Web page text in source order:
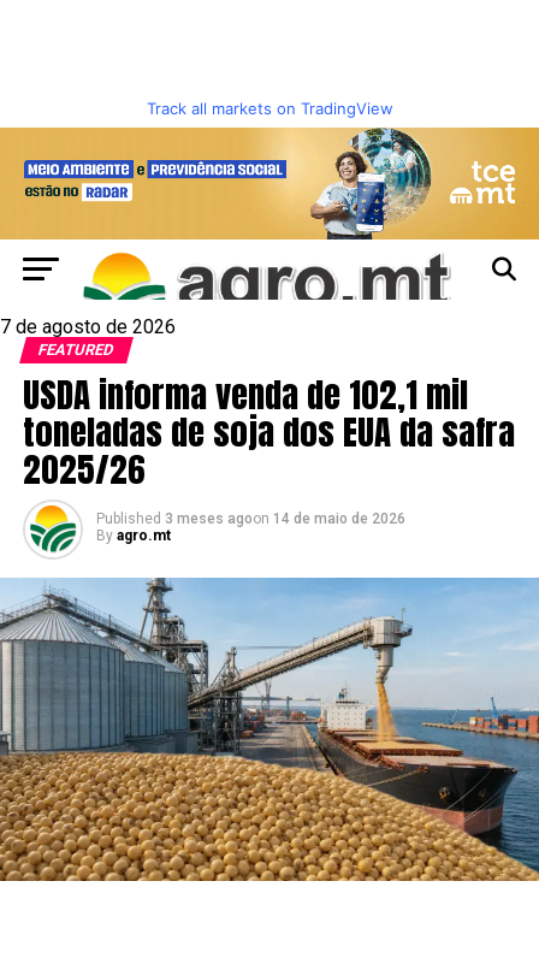
Track all markets on TradingView
7 de agosto de 2026
FEATURED
USDA informa venda de 102,1 mil
toneladas de soja dos EUA da safra
2025/26
Published 3 meses agoon 14 de maio de 2026
By agro.mt